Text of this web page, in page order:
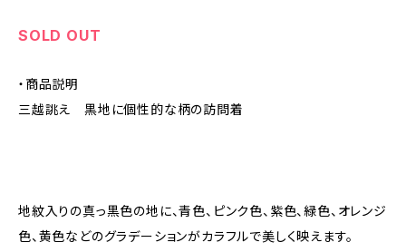
SOLD OUT
・商品説明
三越誂え 黒地に個性的な柄の訪問着
地紋入りの真っ黒色の地に、青色、ピンク色、紫色、緑色、オレンジ
色、黄色などのグラデーションがカラフルで美しく映えます。